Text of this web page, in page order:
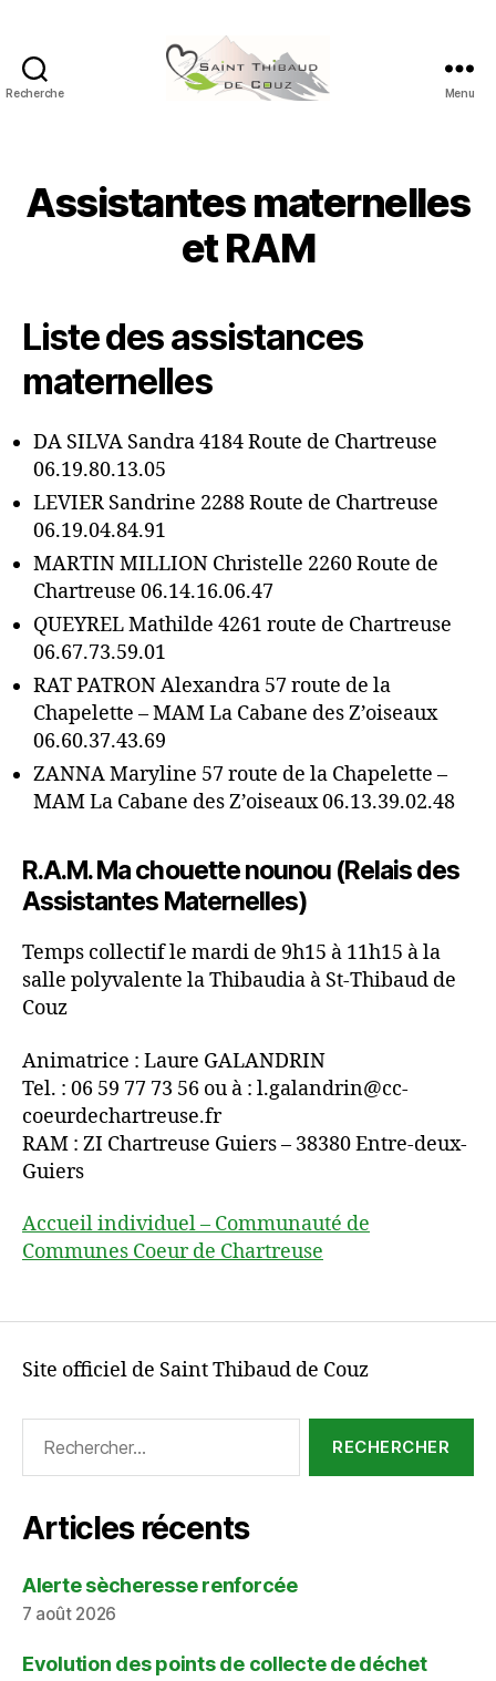
Recherche Menu
Assistantes maternelles
et RAM
Liste des assistances
maternelles
DA SILVA Sandra 4184 Route de Chartreuse
06.19.80.13.05
LEVIER Sandrine 2288 Route de Chartreuse
06.19.04.84.91
MARTIN MILLION Christelle 2260 Route de
Chartreuse 06.14.16.06.47
QUEYREL Mathilde 4261 route de Chartreuse
06.67.73.59.01
RAT PATRON Alexandra 57 route de la
Chapelette – MAM La Cabane des Z’oiseaux
06.60.37.43.69
ZANNA Maryline 57 route de la Chapelette –
MAM La Cabane des Z’oiseaux 06.13.39.02.48
R.A.M. Ma chouette nounou (Relais des
Assistantes Maternelles)
Temps collectif le mardi de 9h15 à 11h15 à la
salle polyvalente la Thibaudia à St-Thibaud de
Couz
Animatrice : Laure GALANDRIN
Tel. : 06 59 77 73 56 ou à : l.galandrin@cc-
coeurdechartreuse.fr
RAM : ZI Chartreuse Guiers – 38380 Entre-deux-
Guiers
Accueil individuel – Communauté de
Communes Coeur de Chartreuse
Site officiel de Saint Thibaud de Couz
Articles récents
Alerte sècheresse renforcée
7 août 2026
Evolution des points de collecte de déchet